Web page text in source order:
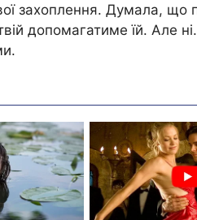
захоплення. Думала,
допомагатиме їй. Але